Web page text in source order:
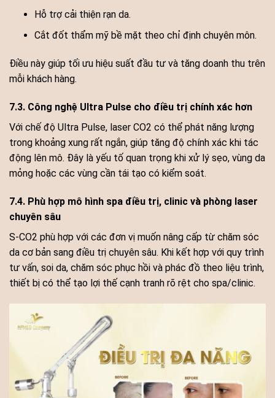
Hỗ trợ cải thiện rạn da.
Cắt đốt thẩm mỹ bề mặt theo chỉ định chuyên môn.
Điều này giúp tối ưu hiệu suất đầu tư và tăng doanh thu trên
mỗi khách hàng.
7.3. Công nghệ Ultra Pulse cho điều trị chính xác hơn
Với chế độ Ultra Pulse, laser CO2 có thể phát năng lượng
trong khoảng xung rất ngắn, giúp tăng độ chính xác khi tác
động lên mô. Đây là yếu tố quan trọng khi xử lý sẹo, vùng da
mỏng hoặc các vùng cần tái tạo có kiểm soát.
7.4. Phù hợp mô hình spa điều trị, clinic và phòng laser
chuyên sâu
S-CO2 phù hợp với các đơn vị muốn nâng cấp từ chăm sóc
da cơ bản sang điều trị chuyên sâu. Khi kết hợp với quy trình
tư vấn, soi da, chăm sóc phục hồi và phác đồ theo liệu trình,
thiết bị có thể tạo lợi thế cạnh tranh rõ rệt cho spa/clinic.